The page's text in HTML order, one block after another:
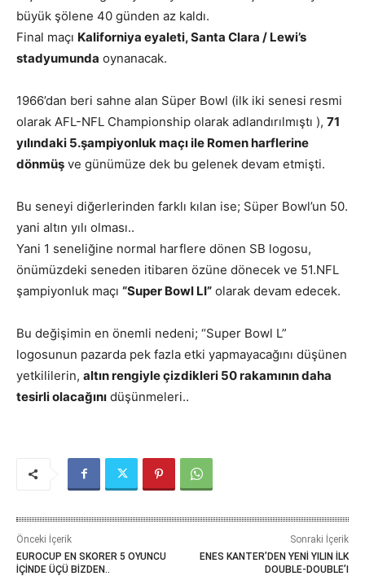
büyük şölene 40 günden az kaldı.
Final maçı Kaliforniya eyaleti, Santa Clara / Lewi’s
stadyumunda oynanacak.
1966’dan beri sahne alan Süper Bowl (ilk iki senesi resmi
olarak AFL-NFL Championship olarak adlandırılmıştı ), 71
yılındaki 5.şampiyonluk maçı ile Romen harflerine
dönmüş ve günümüze dek bu gelenek devam etmişti.
Bu seneyi diğerlerinden farklı kılan ise; Süper Bowl’un 50.
yani altın yılı olması..
Yani 1 seneliğine normal harflere dönen SB logosu,
önümüzdeki seneden itibaren özüne dönecek ve 51.NFL
şampiyonluk maçı “Super Bowl LI” olarak devam edecek.
Bu değişimin en önemli nedeni; “Super Bowl L”
logosunun pazarda pek fazla etki yapmayacağını düşünen
yetkililerin, altın rengiyle çizdikleri 50 rakamının daha
tesirli olacağını düşünmeleri..
Önceki İçerik
EUROCUP EN SKORER 5 OYUNCU
İÇİNDE ÜÇÜ BİZDEN..
Sonraki İçerik
ENES KANTER’DEN YENİ YILIN İLK
DOUBLE-DOUBLE’I